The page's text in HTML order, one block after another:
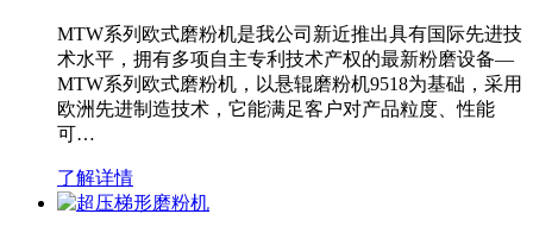
MTW系列欧式磨粉机是我公司新近推出具有国际先进技
术水平，拥有多项自主专利技术产权的最新粉磨设备—
MTW系列欧式磨粉机，以悬辊磨粉机9518为基础，采用
欧洲先进制造技术，它能满足客户对产品粒度、性能
可…
了解详情